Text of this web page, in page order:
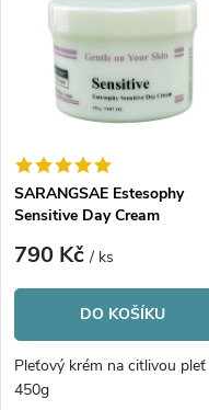
í
p
r
o
d
Abecedně
s
p
r
o
SARANGSAE Estesophy
Sensitive Day Cream
790 Kč/ ks
DO KOŠÍKU
Pleťový krém na citlivou
450g